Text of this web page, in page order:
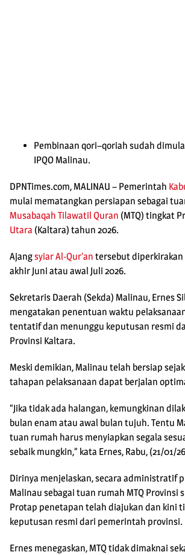
Pembinaan qori–qoriah sudah
IPQO Malinau.
DPNTimes.com, MALINAU – Pemerintah
mulai mematangkan persiapan sebagai
Musabaqah Tilawatil Quran (MTQ) tingkat
Utara (Kaltara) tahun 2026.
Ajangsyiar Al-Qur’an tersebut diperkirakan
akhir Juni atau awal Juli 2026.
Sekretaris Daerah (Sekda) Malinau, Ernes
mengatakan penentuan waktu
tentatif dan menunggu keputusan resmi
Provinsi Kaltara.
Meski demikian, Malinau telah bersiap
tahapan pelaksanaan dapat berjalan
“Jika tidak ada halangan, kemungkinan
bulan enam atau awal bulan tujuh. Tentu
tuan rumah harus menyiapkan segala
sebaik mungkin,” kata Ernes, Rabu, (21/01/
Dirinya menjelaskan, secara administratif
Malinau sebagai tuan rumah MTQ Provinsi
Protap penetapan telah diajukan dan kini
keputusan resmi dari pemerintah provinsi.
Ernes menegaskan, MTQ tidak dimaknai